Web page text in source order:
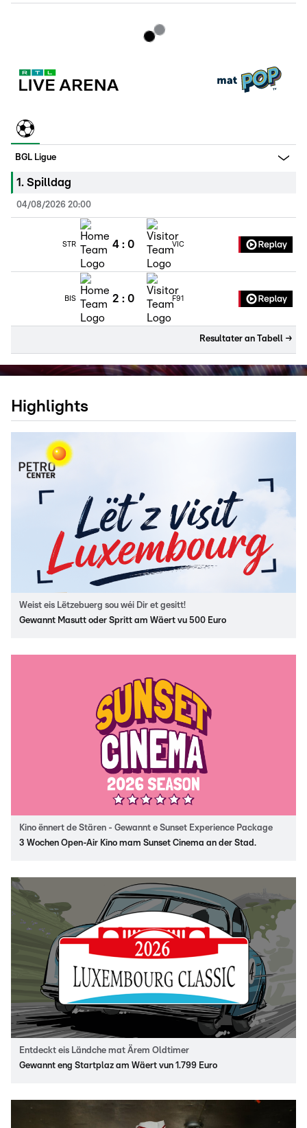
BGL Ligue
1. Spilldag
04/08/2026 20:00
STR 4 : 0 VIC
BIS 2 : 0 F91
Resultater an Tabell →
Highlights
Weist eis Lëtzebuerg sou wéi Dir et gesitt!
Gewannt Masutt oder Spritt am Wäert vu 500 Euro
Kino ënnert de Stären - Gewannt e Sunset Experience Package
3 Wochen Open-Air Kino mam Sunset Cinema an der Stad.
Entdeckt eis Ländche mat Ärem Oldtimer
Gewannt eng Startplaz am Wäert vun 1.799 Euro